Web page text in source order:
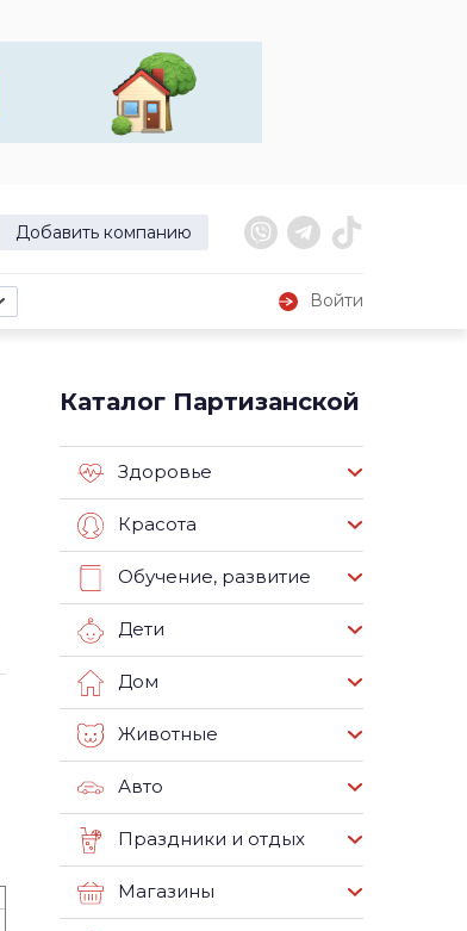
Добавить компанию
Войти
Каталог Партизанской
Здоровье
Красота
Обучение, развитие
Дети
Дом
Животные
Авто
Праздники и отдых
Магазины